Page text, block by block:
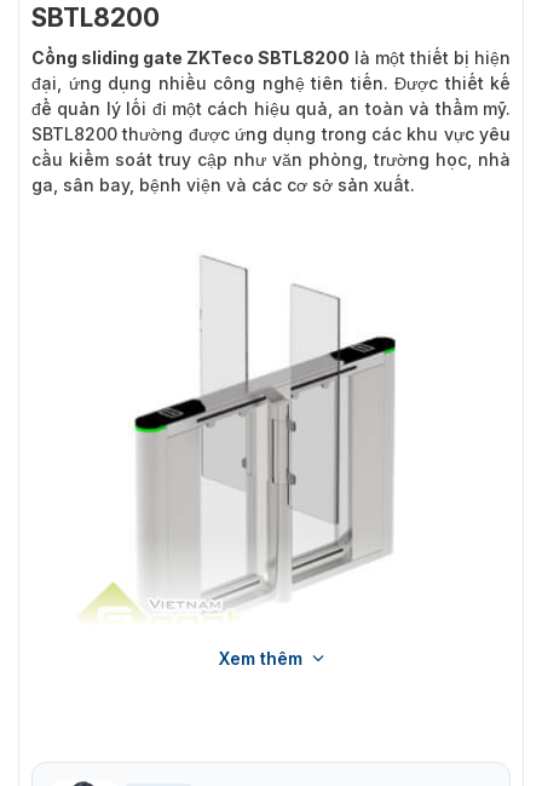
SBTL8200
Cổng sliding gate ZKTeco SBTL8200 là một thiết bị hiện
đại, ứng dụng nhiều công nghệ tiên tiến. Được thiết kế
để quản lý lối đi một cách hiệu quả, an toàn và thẩm mỹ.
SBTL8200 thường được ứng dụng trong các khu vực yêu
cầu kiểm soát truy cập như văn phòng, trường học, nhà
ga, sân bay, bệnh viện và các cơ sở sản xuất.
Xem thêm